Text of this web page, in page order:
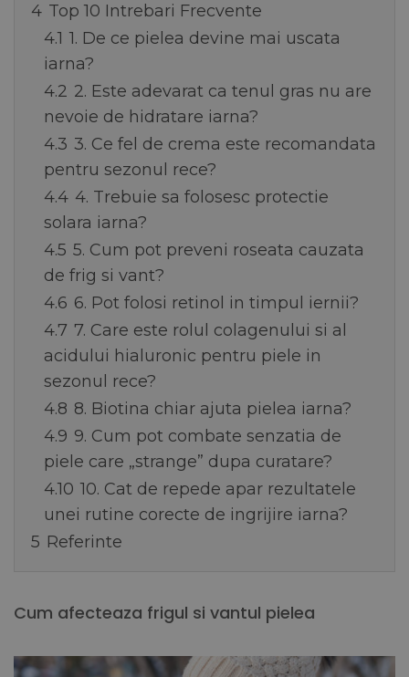
4 Top 10 Intrebari Frecvente
4.1 1. De ce pielea devine mai uscata
iarna?
4.2 2. Este adevarat ca tenul gras nu are
nevoie de hidratare iarna?
4.3 3. Ce fel de crema este recomandata
pentru sezonul rece?
4.4 4. Trebuie sa folosesc protectie
solara iarna?
4.5 5. Cum pot preveni roseata cauzata
de frig si vant?
4.6 6. Pot folosi retinol in timpul iernii?
4.7 7. Care este rolul colagenului si al
acidului hialuronic pentru piele in
sezonul rece?
4.8 8. Biotina chiar ajuta pielea iarna?
4.9 9. Cum pot combate senzatia de
piele care „strange” dupa curatare?
4.10 10. Cat de repede apar rezultatele
unei rutine corecte de ingrijire iarna?
5 Referinte
Cum afecteaza frigul si vantul pielea